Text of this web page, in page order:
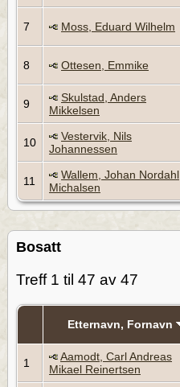
7 Moss, Eduard Wilhelm
8 Ottesen, Emmike
9
Skulstad, Anders
Mikkelsen
10
Vestervik, Nils
Johannessen
11
Wallem, Johan Nordahl
Michalsen
Bosatt
Treff 1 til 47 av 47
Etternavn, Fornavn
1
Aamodt, Carl Andreas
Mikael Reinertsen